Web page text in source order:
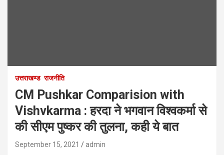
उत्तराखण्ड राजनीति
CM Pushkar Comparision with
Vishvkarma : हरदा ने भगवान विश्वकर्मा से
की सीएम पुष्कर की तुलना, कही ये बात
September 15, 2021 admin